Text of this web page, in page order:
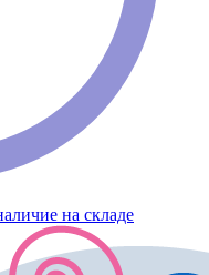
на складе